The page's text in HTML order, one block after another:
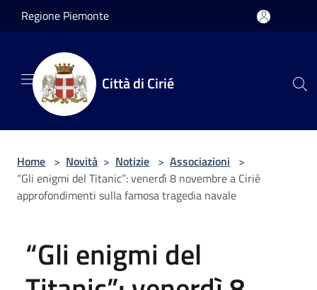
Salta al contenuto principale
Regione Piemonte
Città di Cirié
Home > Novità > Notizie > Associazioni >
“Gli enigmi del Titanic”: venerdì 8 novembre a Cirié
approfondimenti sulla famosa tragedia navale
“Gli enigmi del